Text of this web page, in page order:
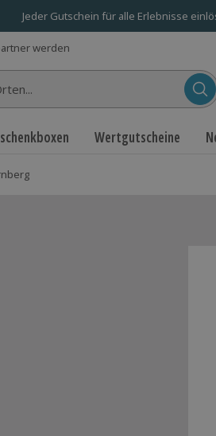
Jeder Gutschein für alle Erlebnisse
werden
Wertgutscheine